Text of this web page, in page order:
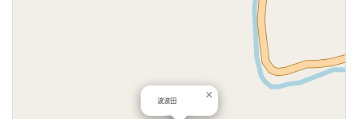
波波田 ×